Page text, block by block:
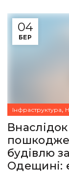
04
БЕР
Інфраструктура,
будівлю
Одещині: